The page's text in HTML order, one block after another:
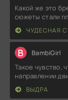
Какой же это
сюжеты стали
ЧУДЕСНАЯ
B BambiGirl
Такое чувство,
направлении
ВЫДРА